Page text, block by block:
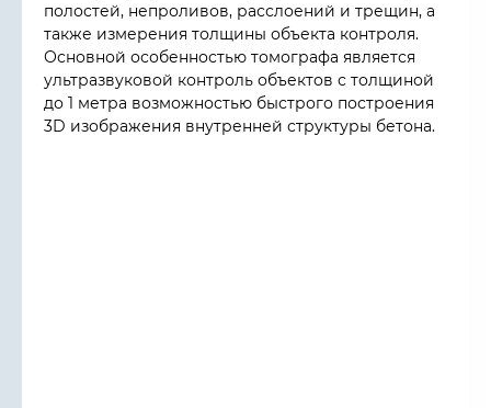
полостей, непроливов, расслоений и трещин, а
также измерения толщины объекта контроля.
Основной особенностью томографа является
ультразвуковой контроль объектов с толщиной
до 1 метра возможностью быстрого построения
3D изображения внутренней структуры бетона.